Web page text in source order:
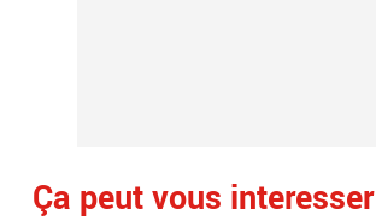
Ça peut vous interesser